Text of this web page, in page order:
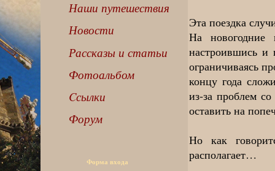
Наши путешествия
Новости
Рассказы и статьи
Фотоальбом
Cсылки
Форум
Форма входа
Эта поездка
На новогодние
настроившись и
ограничиваясь
концу года
из-за проблем
оставить на
Но как
располагает…